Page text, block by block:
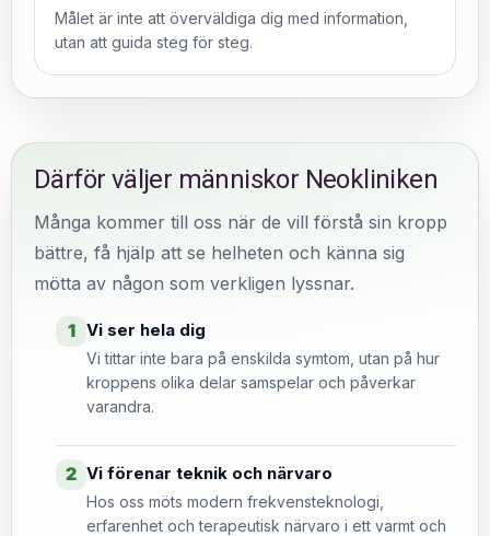
Målet är inte att överväldiga dig med information,
utan att guida steg för steg.
Därför väljer människor Neokliniken
Många kommer till oss när de vill förstå sin kropp
bättre, få hjälp att se helheten och känna sig
mötta av någon som verkligen lyssnar.
1 Vi ser hela dig
Vi tittar inte bara på enskilda symtom, utan på hur
kroppens olika delar samspelar och påverkar
varandra.
2 Vi förenar teknik och närvaro
Hos oss möts modern frekvensteknologi,
erfarenhet och terapeutisk närvaro i ett varmt och